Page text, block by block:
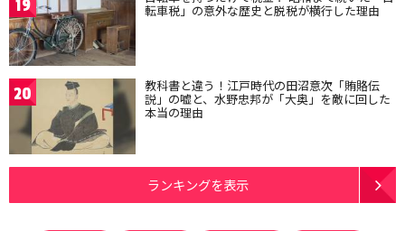
19 転車税」の意外な歴史と脱税が横行した理由
20 教科書と違う！江戸時代の田沼意次「賄賂伝
説」の嘘と、水野忠邦が「大奥」を敵に回した
本当の理由
ランキングを表示